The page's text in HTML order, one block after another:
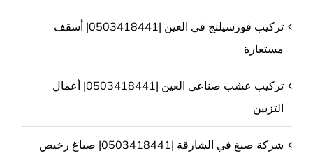
تركيب فورسيلنج في العين |0503418441| أسقف
مستعارة
تركيب عشب صناعي العين |0503418441| أعمال
التزيين
شركة صبغ في الشارقة |0503418441| صباغ رخيص